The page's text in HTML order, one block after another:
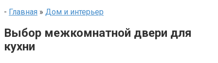
- Главная » Дом и интерьер
Выбор межкомнатной двери для
кухни